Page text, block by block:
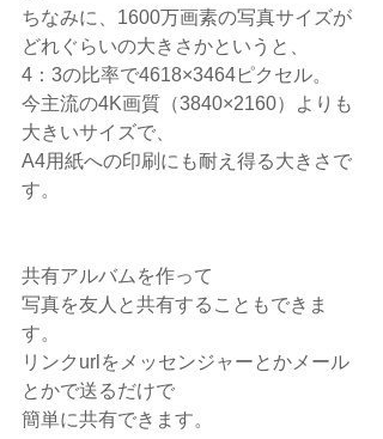
ちなみに、1600万画素の写真サイズが
どれぐらいの大きさかというと、
4：3の比率で4618×3464ピクセル。
今主流の4K画質（3840×2160）よりも
大きいサイズで、
A4用紙への印刷にも耐え得る大きさで
す。
共有アルバムを作って
写真を友人と共有することもできま
す。
リンクurlをメッセンジャーとかメール
とかで送るだけで
簡単に共有できます。